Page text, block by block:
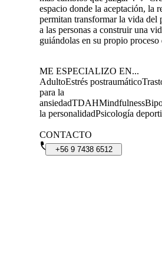
espacio donde la aceptación, la
permitan transformar la vida del
a las personas a construir una
guiándolas en su propio
ME ESPECIALIZO EN...
AdultoEstrés postraumático
para la
ansiedadTDAHMindfulness
la personalidadPsicología
CONTACTO
+56 9 7438 6512